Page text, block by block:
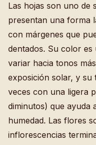
Las hojas son uno de
presentan una forma
con márgenes que
dentados. Su color
variar hacia tonos
exposición solar, y su
veces con una ligera
diminutos) que ayuda
humedad. Las flores
inflorescencias